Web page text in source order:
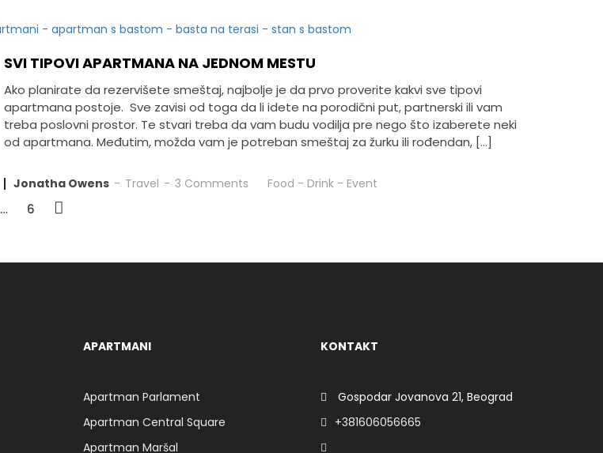
SVI TIPOVI APARTMANA NA JEDNOM MESTU
Ako planirate da rezervišete smeštaj, najbolje je da prvo proverite kakvi sve tipovi
apartmana postoje. Sve zavisi od toga da li idete na porodični put, partnerski ili vam
treba poslovni prostor. Te stvari treba da vam budu vodilja pre nego što izaberete neki
od apartmana. Međutim, možda vam je potreban smeštaj za žurku ili rođendan, […]
Jonatha Owens Travel 3 Comments Food - Drink - Event
… 6
APARTMANI
Apartman Parlament
Apartman Central Square
Apartman Maršal
KONTAKT
Gospodar Jovanova 21, Beograd
+381606056665